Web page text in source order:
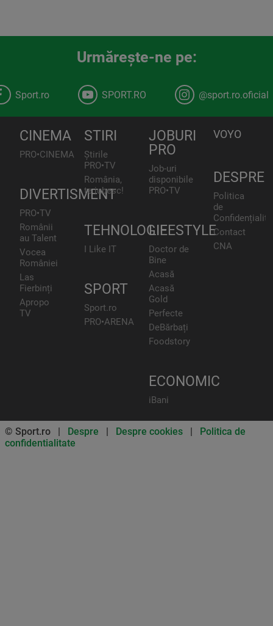
Urmăreşte-ne pe:
Sport.ro SPORT.RO @sport.ro.oficial
CINEMA
PRO•CINEMA
DIVERTISMENT
PRO•TV
Românii
au Talent
Vocea
României
Las
Fierbinți
Apropo
TV
STIRI
Știrile
PRO•TV
România,
te iubesc!
TEHNOLOGIE
I Like IT
SPORT
Sport.ro
PRO•ARENA
JOBURI
PRO
Job-uri
disponibile
PRO•TV
LIFESTYLE
Doctor de
Bine
Acasă
Acasă
Gold
Perfecte
DeBărbați
Foodstory
ECONOMIC
iBani
VOYO
DESPRE
Politica
de
Contact
CNA
© Sport.ro | Despre | Despre cookies | Politica de
confidentialitate